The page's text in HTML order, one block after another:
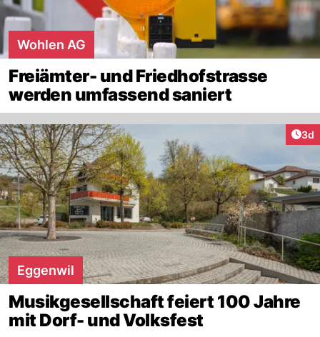
Wohlen AG
Freiämter- und Friedhofstrasse
werden umfassend saniert
3d
Eggenwil
Musikgesellschaft feiert 100 Jahre
mit Dorf- und Volksfest